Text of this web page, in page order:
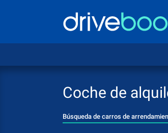
Coche de
Búsqueda de carros de